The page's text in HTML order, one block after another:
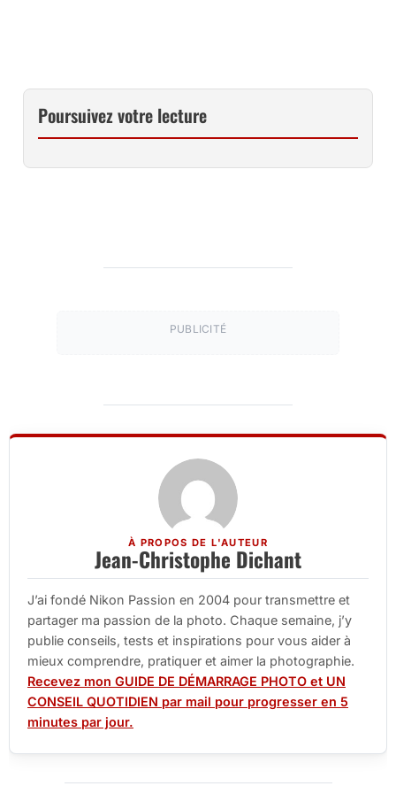
Poursuivez votre lecture
PUBLICITÉ
À PROPOS DE L'AUTEUR
Jean-Christophe Dichant
J’ai fondé Nikon Passion en 2004 pour transmettre et
partager ma passion de la photo. Chaque semaine, j’y
publie conseils, tests et inspirations pour vous aider à
mieux comprendre, pratiquer et aimer la photographie.
Recevez mon GUIDE DE DÉMARRAGE PHOTO et UN
CONSEIL QUOTIDIEN par mail pour progresser en 5
minutes par jour.